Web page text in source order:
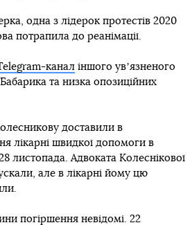
одна з лідерок протестів 2020
потрапила до реанімації.
канал іншого увʼязненого
та низка опозиційних
доставили в
лікарні швидкої допомоги в
листопада. Адвоката Колеснікової
але в лікарні йому цю
погіршення невідомі. 22